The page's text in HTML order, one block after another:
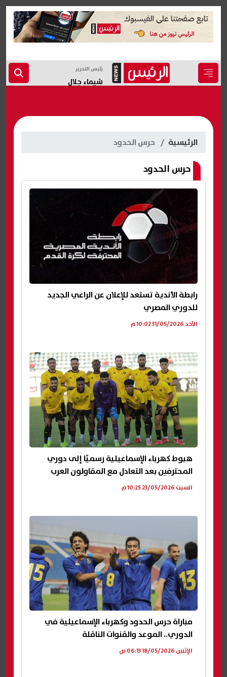
رئيس التحرير
شيماء جلال
الرئيسية حرس الحدود
حرس الحدود
رابطة الأندية تستعد للإعلان عن الراعي الجديد
للدوري المصري
الأحد 31/05/2026 10:02 م
هبوط كهرباء الإسماعيلية رسميًا إلى دوري
المحترفين بعد التعادل مع المقاولون العرب
السبت 23/05/2026 10:25 م
مباراة حرس الحدود وكهرباء الإسماعيلية في
الدوري.. الموعد والقنوات الناقلة
الإثنين 18/05/2026 06:13 ص